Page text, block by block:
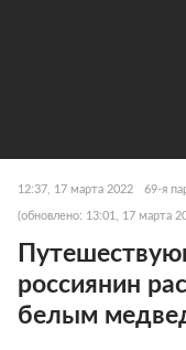
12:37, 17 марта 2022 69-я
(обновлено: 13:01, 17 марта
россиянин
белым